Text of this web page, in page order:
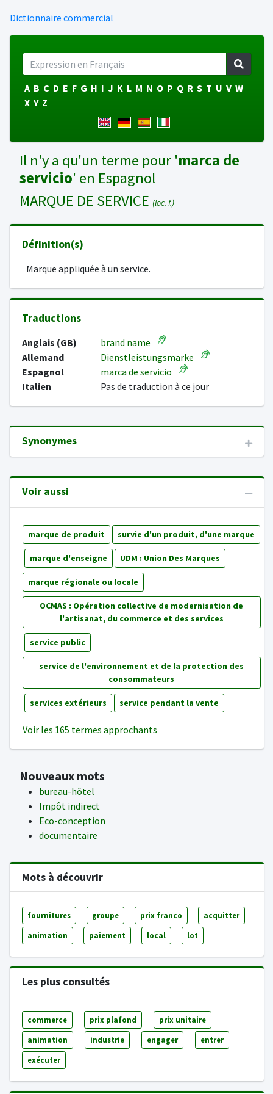
Dictionnaire commercial
A B C D E F G H I J K L M N O P Q R S T U V W
X Y Z
Il n'y a qu'un terme pour 'marca de
servicio' en Espagnol
MARQUE DE SERVICE (loc. f.)
Définition(s)
Marque appliquée à un service.
Traductions
Anglais (GB)
brand name
Allemand
Dienstleistungsmarke
Espagnol
marca de servicio
Italien
Pas de traduction à ce jour
Synonymes
Voir aussi
marque de produit survie d'un produit, d'une marque
marque d'enseigne UDM : Union Des Marques
marque régionale ou locale
OCMAS : Opération collective de modernisation de
l'artisanat, du commerce et des services
service public
service de l'environnement et de la protection des
consommateurs
services extérieurs service pendant la vente
Voir les 165 termes approchants
Nouveaux mots
bureau-hôtel
Impôt indirect
Eco-conception
documentaire
Mots à découvrir
fournitures groupe prix franco acquitter
animation paiement local lot
Les plus consultés
commerce prix plafond prix unitaire
animation industrie engager entrer
exécuter